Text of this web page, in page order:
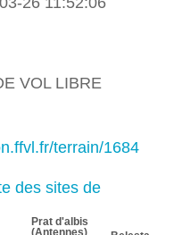
VOL LIBRE
terrain/1684
des sites de
Prat d'albis
(Antennes)